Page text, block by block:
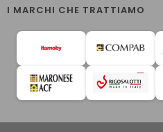
I MARCHI CHE TRATTIAMO